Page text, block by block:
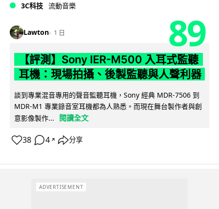
3C科技 流動音樂
Lawton 1 日 89
【評測】Sony IER-M500 入耳式監聽
耳機：現場拍攝、後製監聽與人聲利器
談到專業混音專用的聲音監聽耳機，Sony 經典 MDR-7506 到
MDR-M1 專業錄音室耳機都為人熟悉。而現在舞台製作者與創
意影像製作...
閱讀全文
38 4 ↗ 分享
ADVERTISEMENT